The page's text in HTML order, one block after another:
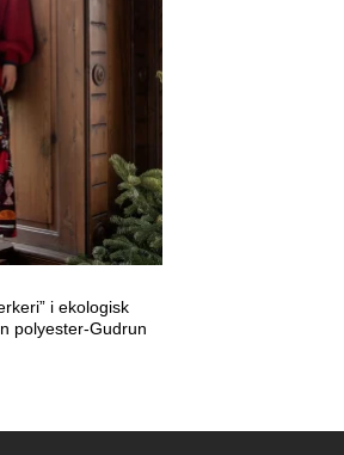
i ekologisk
polyester-Gudrun